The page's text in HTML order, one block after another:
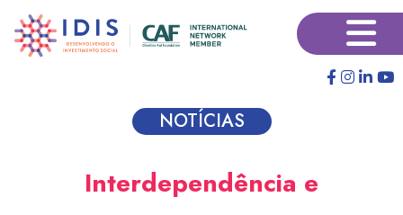
para
×
NOTÍCIAS
Interdependência e